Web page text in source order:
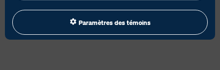
Paramètres des témoins